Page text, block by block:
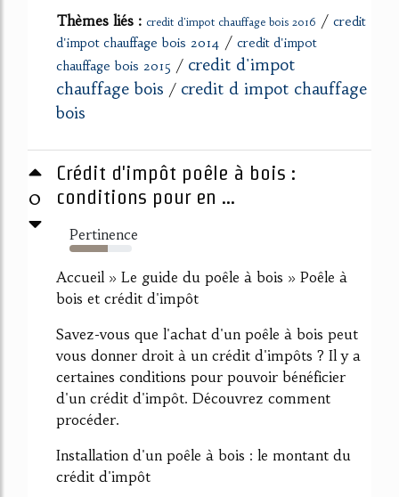
Thèmes liés : credit d'impot chauffage bois 2016 / credit
d'impot chauffage bois 2014 / credit d'impot
chauffage bois 2015 / credit d'impot
chauffage bois / credit d impot chauffage
bois
0
Crédit d'impôt poêle à bois :
conditions pour en ...
Pertinence
61%
Accueil » Le guide du poêle à bois » Poêle à
bois et crédit d'impôt
Savez-vous que l'achat d'un poêle à bois peut
vous donner droit à un crédit d'impôts ? Il y a
certaines conditions pour pouvoir bénéficier
d'un crédit d'impôt. Découvrez comment
procéder.
Installation d'un poêle à bois : le montant du
crédit d'impôt